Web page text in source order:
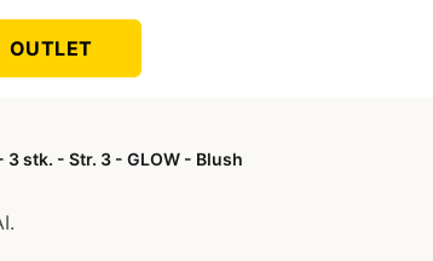
OUTLET
3 stk. - Str. 3 - GLOW - Blush